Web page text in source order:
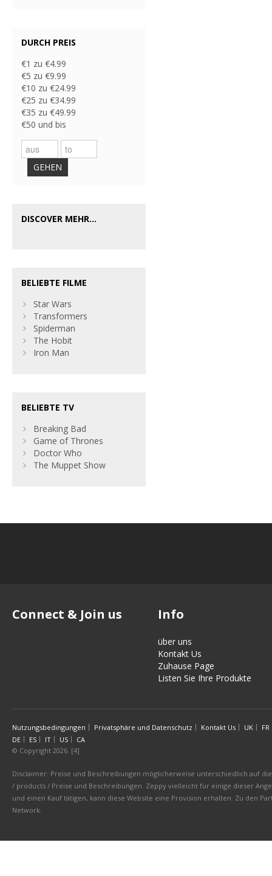
DURCH PREIS
€1 zu €4.99
€5 zu €9.99
€10 zu €24.99
€25 zu €34.99
€35 zu €49.99
€50 und bis
GEHEN
DISCOVER MEHR...
BELIEBTE FILME
Star Wars
Transformers
Spiderman
The Hobit
Iron Man
BELIEBTE TV
Breaking Bad
Game of Thrones
Doctor Who
The Muppet Show
Connect & Join us Info
über uns
Kontakt Us
Zuhause Page
Listen Sie Ihre Produkte
Nutzungsbedingungen Privatsphäre und Datenschutz Kontakt Us UK
FR
DE
ES IT US
CA
© Copyright 2026. [4]
Disclaimer: Preise und Beschreibungen möglicherweise unterschiedlich auf
/ products / Preise und Beschreibungen. Zeppy vielleicht für einige dieser
und einen Kauf tätigen, kann diese Website eine Provision erhalten. Zu den
Network.